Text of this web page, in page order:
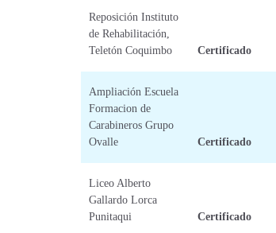
Reposición Instituto
de Rehabilitación,
Teletón Coquimbo
Certificado
Ampliación Escuela
Formacion de
Carabineros Grupo
Ovalle
Certificado
Liceo Alberto
Gallardo Lorca
Punitaqui
Certificado